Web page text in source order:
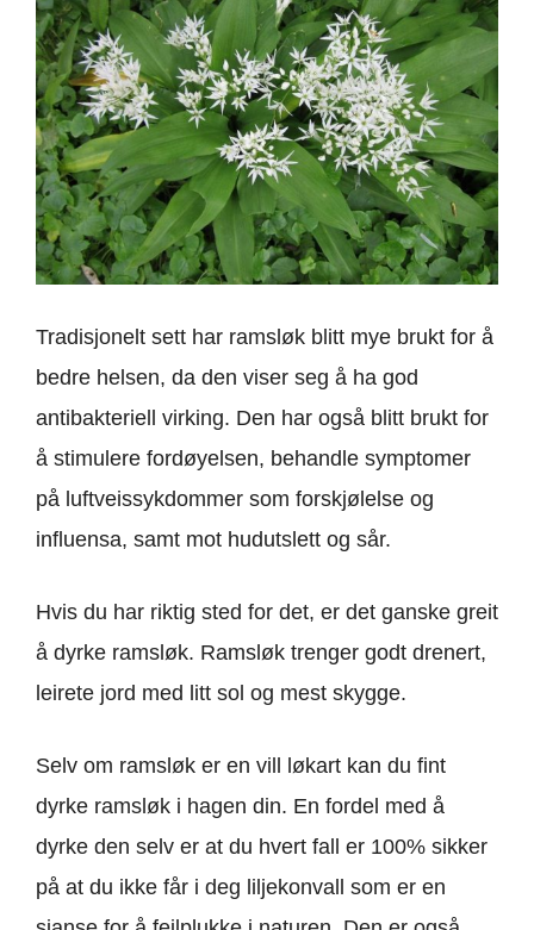
Tradisjonelt sett har ramsløk blitt mye brukt for å
bedre helsen, da den viser seg å ha god
antibakteriell virking. Den har også blitt brukt for
å stimulere fordøyelsen, behandle symptomer
på luftveissykdommer som forskjølelse og
influensa, samt mot hudutslett og sår.
Hvis du har riktig sted for det, er det ganske greit
å dyrke ramsløk. Ramsløk trenger godt drenert,
leirete jord med litt sol og mest skygge.
Selv om ramsløk er en vill løkart kan du fint
dyrke ramsløk i hagen din. En fordel med å
dyrke den selv er at du hvert fall er 100% sikker
på at du ikke får i deg liljekonvall som er en